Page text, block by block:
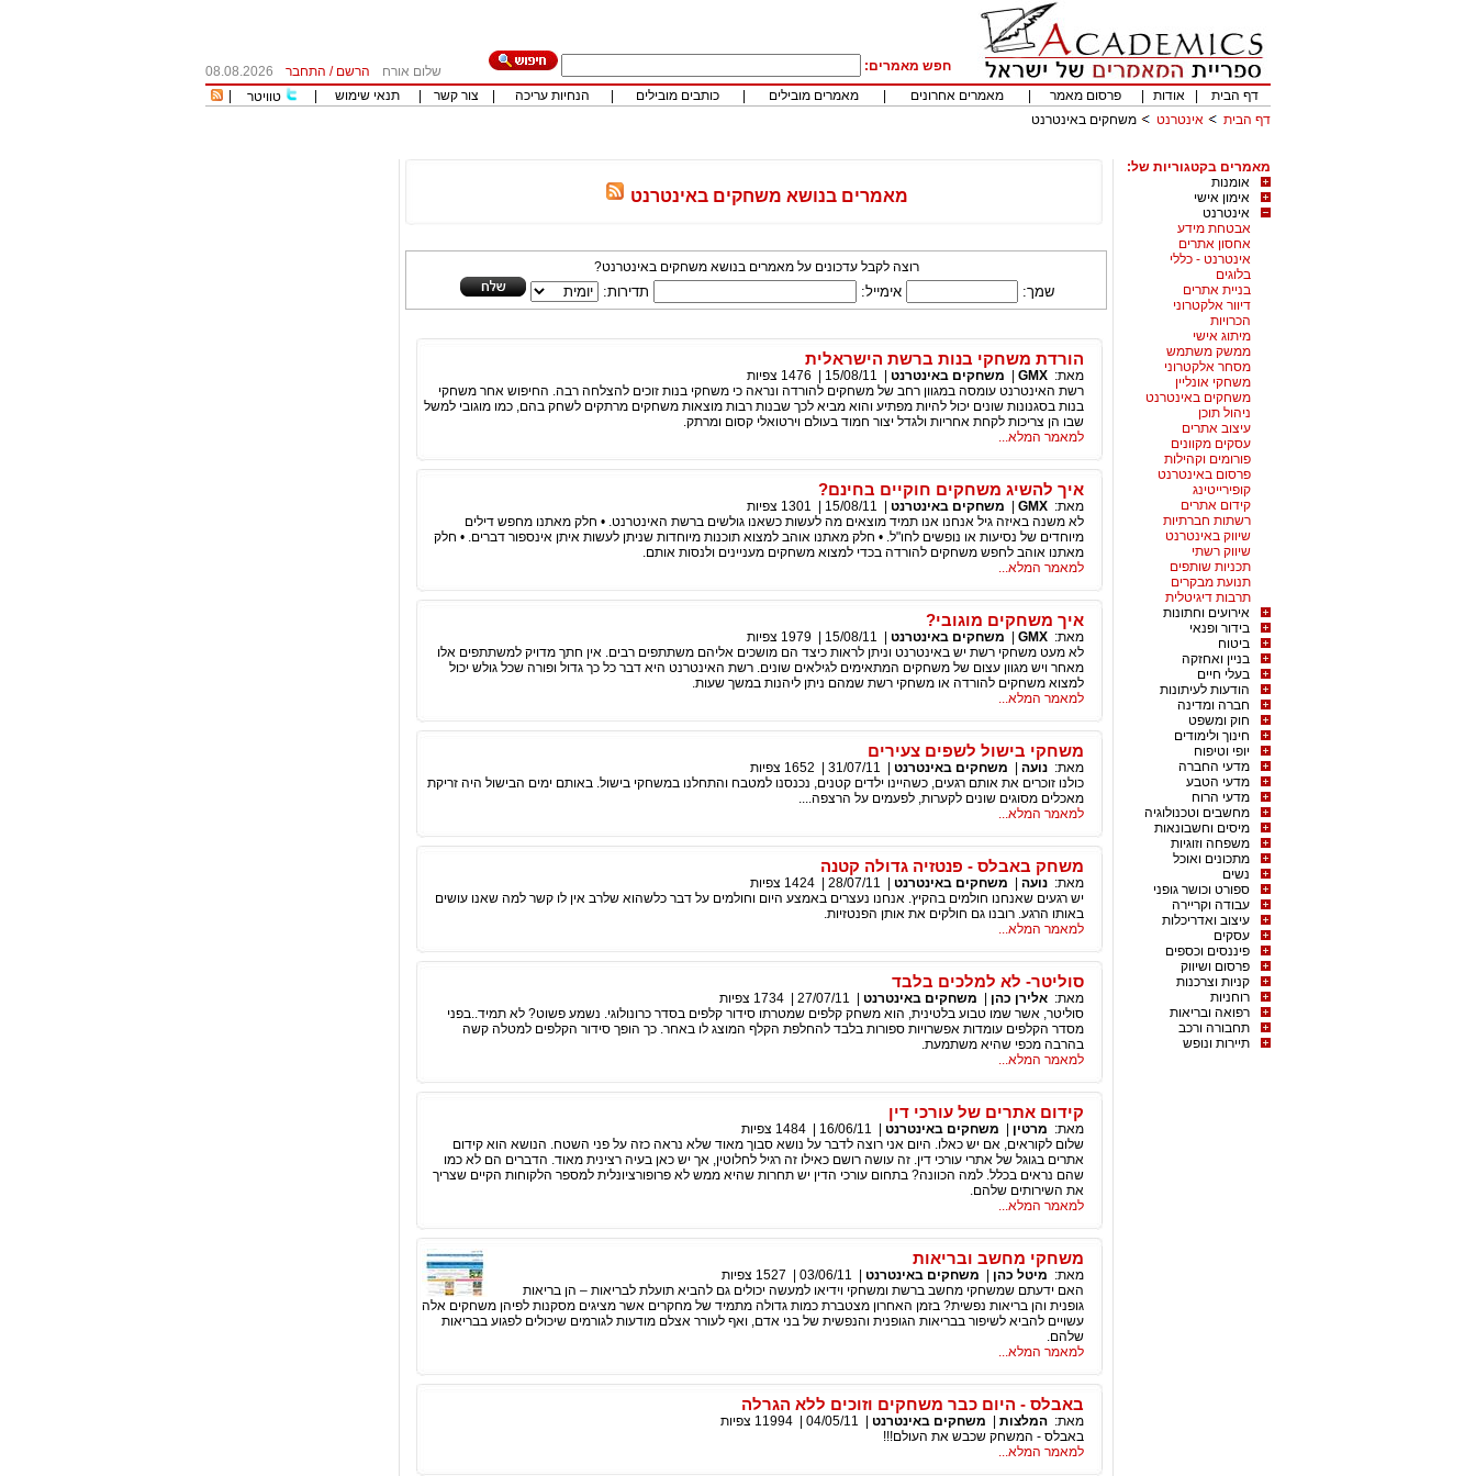
חפש מאמרים: שלום אורח הרשם / התחבר
08.08.2026
דף הבית
אודות פרסום מאמר מאמרים אחרונים מאמרים מובילים כותבים מובילים הנחיות עריכה צור קשר תנאי שימוש טוויטר
דף הבית
אינטרנט משחקים באינטרנט
מאמרים בקטגוריות של:
אומנות
אימון אישי
אינטרנט
אבטחת מידע
אחסון אתרים
אינטרנט - כללי
בלוגים
בניית אתרים
דיוור אלקטרוני
הכרויות
מיתוג אישי
ממשק משתמש
מסחר אלקטרוני
משחקי אונליין
משחקים באינטרנט
ניהול תוכן
עיצוב אתרים
עסקים מקוונים
פורומים וקהילות
פרסום באינטרנט
קופירייטינג
קידום אתרים
רשתות חברתיות
שיווק באינטרנט
שיווק רשתי
תכניות שותפים
תנועת מבקרים
תרבות דיגיטלית
אירועים וחתונות
בידור ופנאי
ביטוח
בניין ואחזקה
בעלי חיים
הודעות לעיתונות
חברה ומדינה
חוק ומשפט
חינוך ולימודים
יופי וטיפוח
מדעי החברה
מדעי הטבע
מדעי הרוח
מחשבים וטכנולוגיה
מיסים וחשבונאות
משפחה וזוגיות
מתכונים ואוכל
נשים
ספורט וכושר גופני
עבודה וקריירה
עיצוב ואדריכלות
עסקים
פיננסים וכספים
פרסום ושיווק
קניות וצרכנות
רוחניות
רפואה ובריאות
תחבורה ורכב
תיירות ונופש
מאמרים בנושא משחקים באינטרנט
רוצה לקבל עדכונים על מאמרים בנושא משחקים באינטרנט?
שמך: אימייל: תדירות:
הורדת משחקי בנות ברשת הישראלית
מאת: GMX משחקים באינטרנט 15/08/11
1476 צפיות
רשת האינטרנט עומסה במגוון רחב של משחקים להורדה ונראה כי משחקי בנות זוכים להצלחה רבה. החיפוש אחר משחקי
בנות בסגנונות שונים יכול להיות מפתיע והוא מביא לכך שבנות רבות מוצאות משחקים מרתקים לשחק בהם, כמו מוגובי למשל
שבו הן צריכות לקחת אחריות ולגדל יצור חמוד בעולם וירטואלי קסום ומרתק.
למאמר המלא...
איך להשיג משחקים חוקיים בחינם?
מאת: GMX משחקים באינטרנט 15/08/11
1301 צפיות
לא משנה באיזה גיל אנחנו אנו תמיד מוצאים מה לעשות כשאנו גולשים ברשת האינטרנט. • חלק מאתנו מחפש דילים
מיוחדים של נסיעות או נופשים לחו"ל. • חלק מאתנו אוהב למצוא תוכנות מיוחדות שניתן לעשות איתן אינספור דברים. • חלק
מאתנו אוהב לחפש משחקים להורדה בכדי למצוא משחקים מעניינים ולנסות אותם.
למאמר המלא...
איך משחקים מוגובי?
מאת: GMX משחקים באינטרנט 15/08/11
1979 צפיות
לא מעט משחקי רשת יש באינטרנט וניתן לראות כיצד הם מושכים אליהם משתתפים רבים. אין חתך מדויק למשתתפים אלו
מאחר ויש מגוון עצום של משחקים המתאימים לגילאים שונים. רשת האינטרנט היא דבר כל כך גדול ופורה שכל גולש יכול
למצוא משחקים להורדה או משחקי רשת שמהם ניתן ליהנות במשך שעות.
למאמר המלא...
משחקי בישול לשפים צעירים
מאת: נועה משחקים באינטרנט 31/07/11
1652 צפיות
כולנו זוכרים את אותם רגעים, כשהיינו ילדים קטנים, נכנסנו למטבח והתחלנו במשחקי בישול. באותם ימים הבישול היה זריקת
מאכלים מסוגים שונים לקערות, לפעמים על הרצפה....
למאמר המלא...
משחק באבלס - פנטזיה גדולה קטנה
מאת: נועה משחקים באינטרנט 28/07/11
1424 צפיות
יש רגעים שאנחנו חולמים בהקיץ. אנחנו נעצרים באמצע היום וחולמים על דבר כלשהוא שלרב אין לו קשר למה שאנו עושים
באותו הרגע. רובנו גם חולקים את אותן הפנטזיות.
למאמר המלא...
סוליטר- לא למלכים בלבד
מאת: אלירן כהן משחקים באינטרנט 27/07/11
1734 צפיות
סוליטר, אשר שמו טבוע בלטינית, הוא משחק קלפים שמטרתו סידור קלפים בסדר כרונולוגי. נשמע פשוט? לא תמיד..בפני
מסדר הקלפים עומדות אפשרויות ספורות בלבד להחלפת הקלף המוצג לו באחר. כך הופך סידור הקלפים למטלה קשה
בהרבה מכפי שהיא משתמעת.
למאמר המלא...
קידום אתרים של עורכי דין
מאת: מרטין משחקים באינטרנט 16/06/11
1484 צפיות
שלום לקוראים, אם יש כאלו. היום אני רוצה לדבר על נושא סבוך מאוד שלא נראה כזה על פני השטח. הנושא הוא קידום
אתרים בגוגל של אתרי עורכי דין. זה עושה רושם כאילו זה רגיל לחלוטין, אך יש כאן בעיה רצינית מאוד. הדברים הם לא כמו
שהם נראים בכלל. למה הכוונה? בתחום עורכי הדין יש תחרות שהיא ממש לא פרופורציונלית למספר הלקוחות הקיים שצריך
את השירותים שלהם.
למאמר המלא...
משחקי מחשב ובריאות
מאת: מיטל כהן משחקים באינטרנט 03/06/11
1527 צפיות
האם ידעתם שמשחקי מחשב ברשת ומשחקי וידיאו למעשה יכולים גם להביא תועלת לבריאות – הן בריאות
גופנית והן בריאות נפשית? בזמן האחרון מצטברת כמות גדולה מתמיד של מחקרים אשר מציגים מסקנות לפיהן משחקים אלה
עשויים להביא לשיפור בבריאות הגופנית והנפשית של בני אדם, ואף לעורר אצלם מודעות לגורמים שיכולים לפגוע בבריאות
שלהם.
למאמר המלא...
באבלס - היום כבר משחקים וזוכים ללא הגרלה
מאת: המלצות משחקים באינטרנט 04/05/11
11994 צפיות
באבלס - המשחק שכבש את העולם!!!
למאמר המלא...